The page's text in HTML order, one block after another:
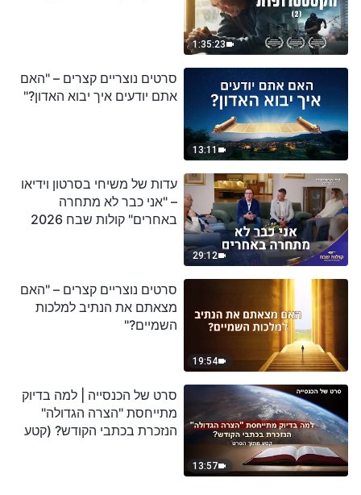
1:35:23
13:11
סרטים נוצריים קצרים – "האם
אתם יודעים איך יבוא האדון?"
29:12
עדות של משיחי בסרטון וידיאו
– "אני כבר לא מתחרה
באחרים" קולות שבח 2026
19:54
סרטים נוצריים קצרים – "האם
מצאתם את הנתיב למלכות
השמיים?"
13:57
סרט של הכנסייה | למה בדיוק
מתייחסת "הצרה הגדולה"
הנזכרת בכתבי הקודש? (קטע